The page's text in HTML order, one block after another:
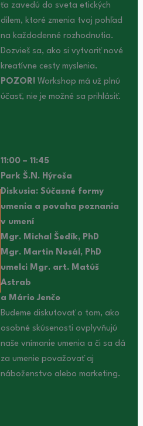
ťa zavedú do sveta etických
dilem, ktoré zmenia tvoj pohľad
na každodenné rozhodnutia.
Dozvieš sa, ako si vytvoriť nové
kreatívne cesty myslenia.
POZOR!Workshop má už plnú
účasť, nie je možné sa prihlásiť.
11:00 – 11:45
Park Š.N. Hýroša
Diskusia: Súčasné formy
umenia a povaha poznania
v umení
Mgr. Michal Šedík, PhD
Mgr. Martin Nosál, PhD
umelci Mgr. art. Matúš
Astrab
a Mário Jenčo
Budeme diskutovať o tom, ako
osobné skúsenosti ovplyvňujú
naše vnímanie umenia a či sa dá
za umenie považovať aj
náboženstvo alebo marketing.